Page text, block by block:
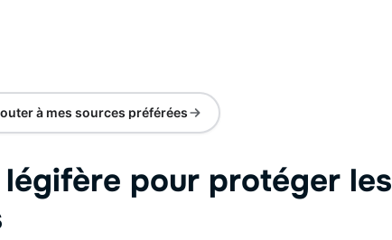
à mes sources préférées
pour protéger les